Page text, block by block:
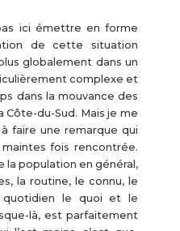
ici émettre en forme
de cette situation
globalement dans un
complexe et
dans la mouvance des
du-Sud. Mais je me
faire une remarque qui
fois rencontrée.
la population en général,
la routine, le connu, le
le quoi et le
là, est parfaitement